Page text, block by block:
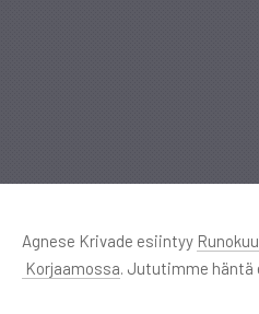
Agnese Krivade esiintyy
Korjaamossa. Jututimme häntä